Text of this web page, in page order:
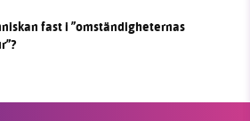
fast i ”omständigheternas